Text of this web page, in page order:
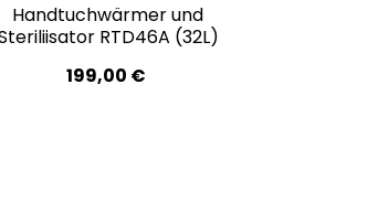
Handtuchwärmer und
RTD46A (32L)
199,00 €